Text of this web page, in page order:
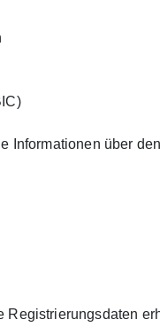
Informationen über den
Registrierungsdaten